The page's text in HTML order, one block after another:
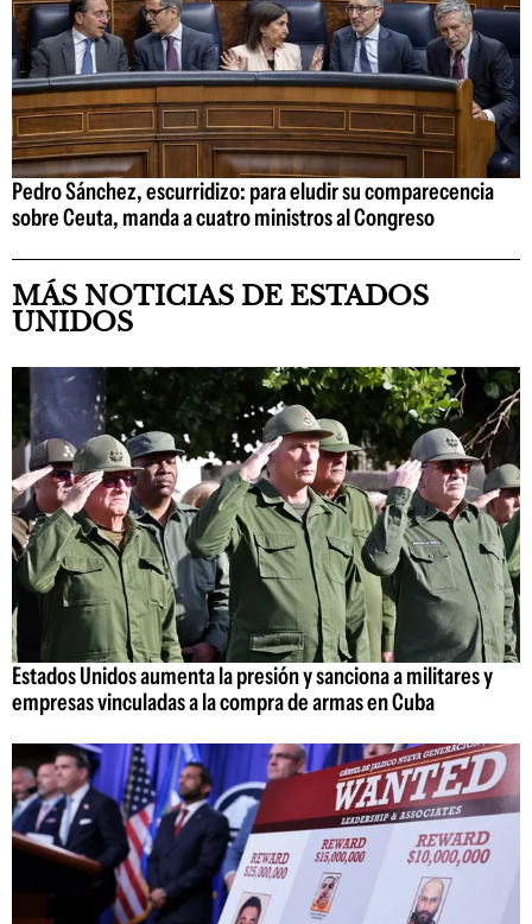
Pedro Sánchez, escurridizo: para eludir su comparecencia
sobre Ceuta, manda a cuatro ministros al Congreso
MÁS NOTICIAS DE ESTADOS
UNIDOS
Estados Unidos aumenta la presión y sanciona a militares y
empresas vinculadas a la compra de armas en Cuba